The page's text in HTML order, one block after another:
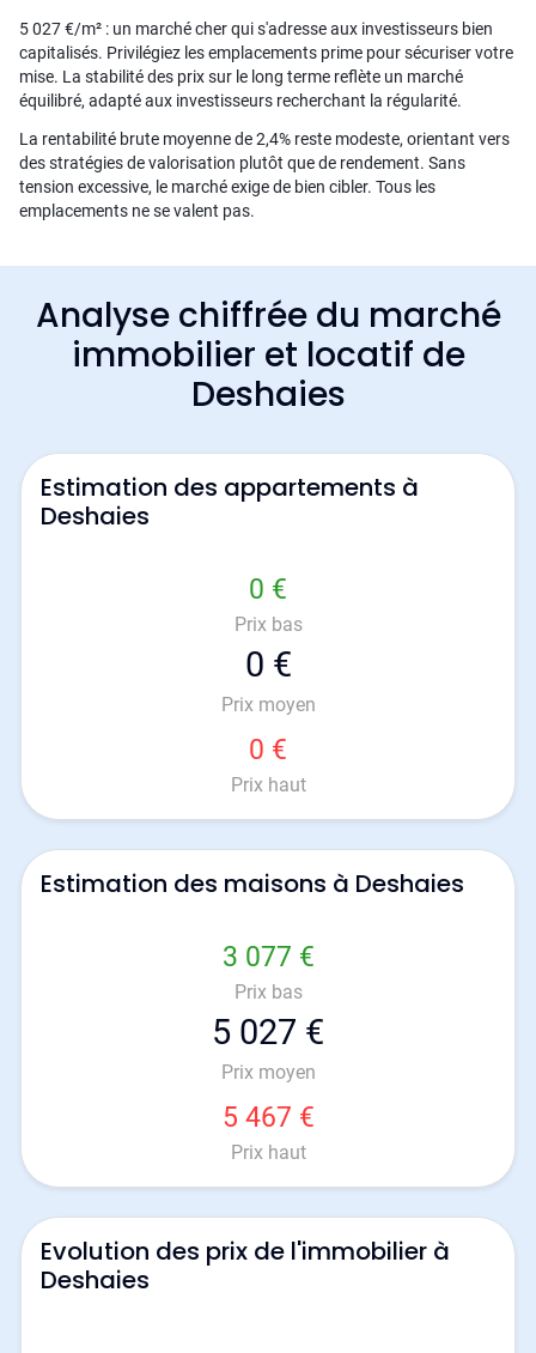
5 027 €/m² : un marché cher qui s'adresse aux investisseurs bien
capitalisés. Privilégiez les emplacements prime pour sécuriser votre
mise. La stabilité des prix sur le long terme reflète un marché
équilibré, adapté aux investisseurs recherchant la régularité.
La rentabilité brute moyenne de 2,4% reste modeste, orientant vers
des stratégies de valorisation plutôt que de rendement. Sans
tension excessive, le marché exige de bien cibler. Tous les
emplacements ne se valent pas.
Analyse chiffrée du marché
immobilier et locatif de
Deshaies
Estimation des appartements à
Deshaies
0 €
Prix bas
0 €
Prix moyen
0 €
Prix haut
Estimation des maisons à Deshaies
3 077 €
Prix bas
5 027 €
Prix moyen
5 467 €
Prix haut
Evolution des prix de l'immobilier à
Deshaies